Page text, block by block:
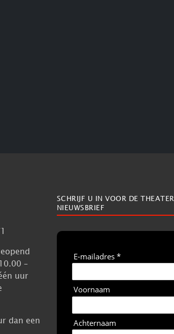
–
uur
dan een
SCHRIJF U IN VOOR DE THEATER
NIEUWSBRIEF
E-mailadres *
Voornaam
Achternaam